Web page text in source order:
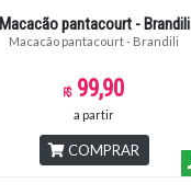
Macacão pantacourt - Brandili
Macacão pantacourt - Brandili
99,90
a partir
COMPRAR